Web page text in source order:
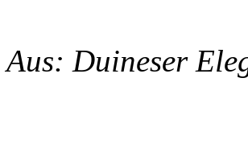
Aus: Duineser